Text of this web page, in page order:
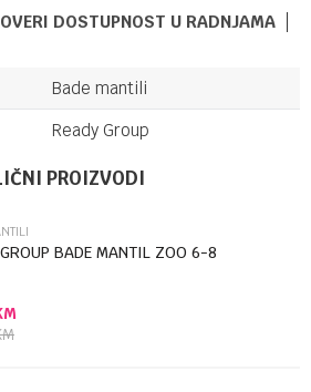
DOSTUPNOST U RADNJAMA
Bade mantili
Ready Group
PROIZVODI
BADE MANTIL ZOO 6-8